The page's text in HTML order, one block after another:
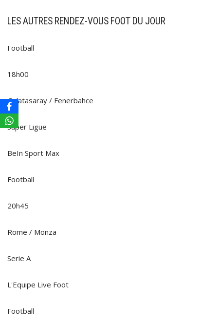
LES AUTRES RENDEZ-VOUS FOOT DU JOUR
Football
18h00
Galatasaray / Fenerbahce
Super Ligue
BeIn Sport Max
Football
20h45
Rome / Monza
Serie A
L'Equipe Live Foot
Football